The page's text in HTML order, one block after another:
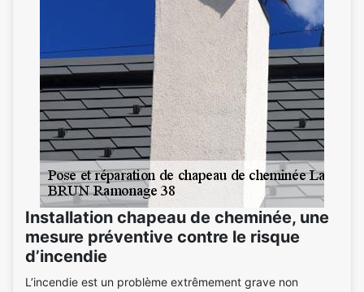
Installation chapeau de cheminée, une
mesure préventive contre le risque
d’incendie
L’incendie est un problème extrêmement grave non